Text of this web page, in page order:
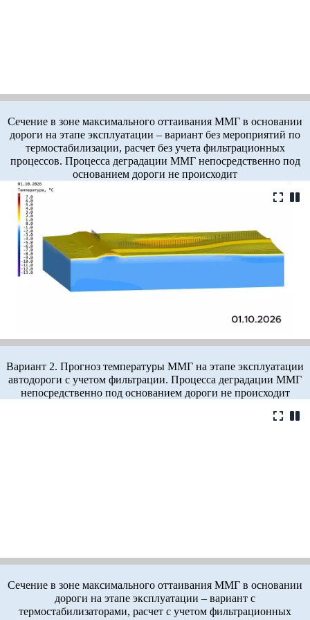
Сечение в зоне максимального оттаивания ММГ в основании
дороги на этапе эксплуатации – вариант без мероприятий по
термостабилизации, расчет без учета фильтрационных
процессов. Процесса деградации ММГ непосредственно под
основанием дороги не происходит
Вариант 2. Прогноз температуры ММГ на этапе эксплуатации
автодороги с учетом фильтрации. Процесса деградации ММГ
непосредственно под основанием дороги не происходит
Сечение в зоне максимального оттаивания ММГ в основании
дороги на этапе эксплуатации – вариант с
термостабилизаторами, расчет с учетом фильтрационных